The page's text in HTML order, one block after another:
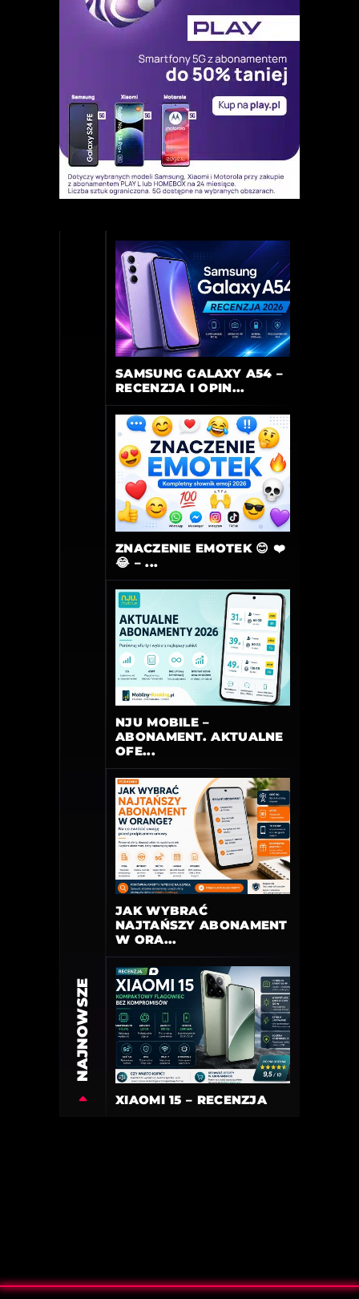
NAJNOWSZE
SAMSUNG GALAXY A54 –
RECENZJA I OPIN...
ZNACZENIE EMOTEK 😊 ❤️
😂 – ...
NJU MOBILE –
ABONAMENT. AKTUALNE
OFE...
JAK WYBRAĆ
NAJTAŃSZY ABONAMENT
W ORA...
XIAOMI 15 – RECENZJA